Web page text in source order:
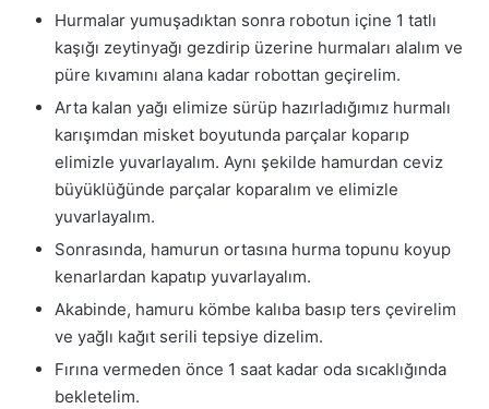
Hurmalar yumuşadıktan sonra robotun içine 1 tatlı
kaşığı zeytinyağı gezdirip üzerine hurmaları alalım ve
püre kıvamını alana kadar robottan geçirelim.
Arta kalan yağı elimize sürüp hazırladığımız hurmalı
karışımdan misket boyutunda parçalar koparıp
elimizle yuvarlayalım. Aynı şekilde hamurdan ceviz
büyüklüğünde parçalar koparalım ve elimizle
yuvarlayalım.
Sonrasında, hamurun ortasına hurma topunu koyup
kenarlardan kapatıp yuvarlayalım.
Akabinde, hamuru kömbe kalıba basıp ters çevirelim
ve yağlı kağıt serili tepsiye dizelim.
Fırına vermeden önce 1 saat kadar oda sıcaklığında
bekletelim.